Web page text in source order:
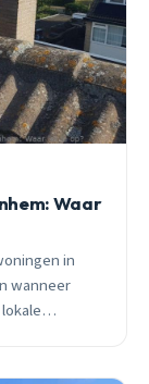
Waar
in
wanneer